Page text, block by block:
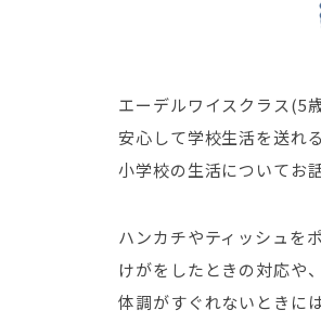
エーデルワイスクラス(5
安心して学校生活を送れる
小学校の生活についてお
ハンカチやティッシュを
けがをしたときの対応や、
体調がすぐれないときに